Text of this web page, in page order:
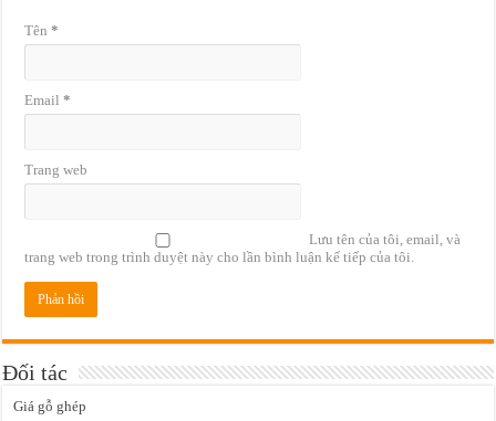
Tên*
Email*
Trang web
Lưu tên của tôi, email, và
trang web trong trình duyệt này cho lần bình luận kế tiếp của tôi.
Đối tác
Giá gỗ ghép